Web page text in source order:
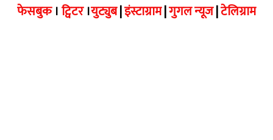
फेसबुक।ट्विटर।युट्युब|इंस्टाग्राम|गुगल न्यूज|टेलिग्राम